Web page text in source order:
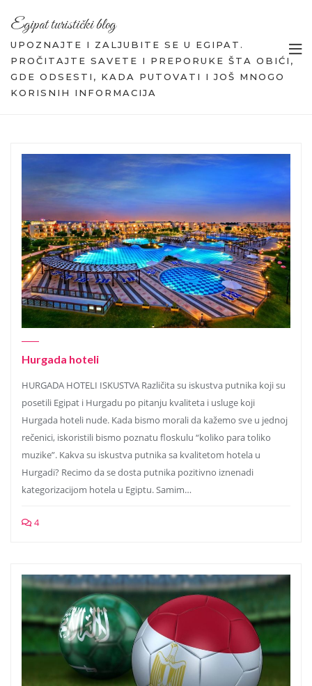
Egipat turistički blog
UPOZNAJTE I ZALJUBITE SE U EGIPAT.
PROČITAJTE SAVETE I PREPORUKE ŠTA OBIĆI,
GDE ODSESTI, KADA PUTOVATI I JOŠ MNOGO
KORISNIH INFORMACIJA
Hurgada hoteli
HURGADA HOTELI ISKUSTVA Različita su iskustva putnika koji su
posetili Egipat i Hurgadu po pitanju kvaliteta i usluge koji
Hurgada hoteli nude. Kada bismo morali da kažemo sve u jednoj
rečenici, iskoristili bismo poznatu floskulu “koliko para toliko
muzike”. Kakva su iskustva putnika sa kvalitetom hotela u
Hurgadi? Recimo da se dosta putnika pozitivno iznenadi
kategorizacijom hotela u Egiptu. Samim…
4